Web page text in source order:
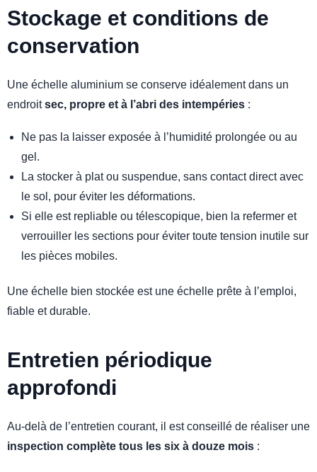
Stockage et conditions de
conservation
Une échelle aluminium se conserve idéalement dans un
endroitsec, propre et à l’abri des intempéries :
Ne pas la laisser exposée à l’humidité prolongée ou au
gel.
La stocker à plat ou suspendue, sans contact direct avec
le sol, pour éviter les déformations.
Si elle est repliable ou télescopique, bien la refermer et
verrouiller les sections pour éviter toute tension inutile sur
les pièces mobiles.
Une échelle bien stockée est une échelle prête à l’emploi,
fiable et durable.
Entretien périodique
approfondi
Au-delà de l’entretien courant, il est conseillé de réaliser une
inspection complète tous les six à douze mois :